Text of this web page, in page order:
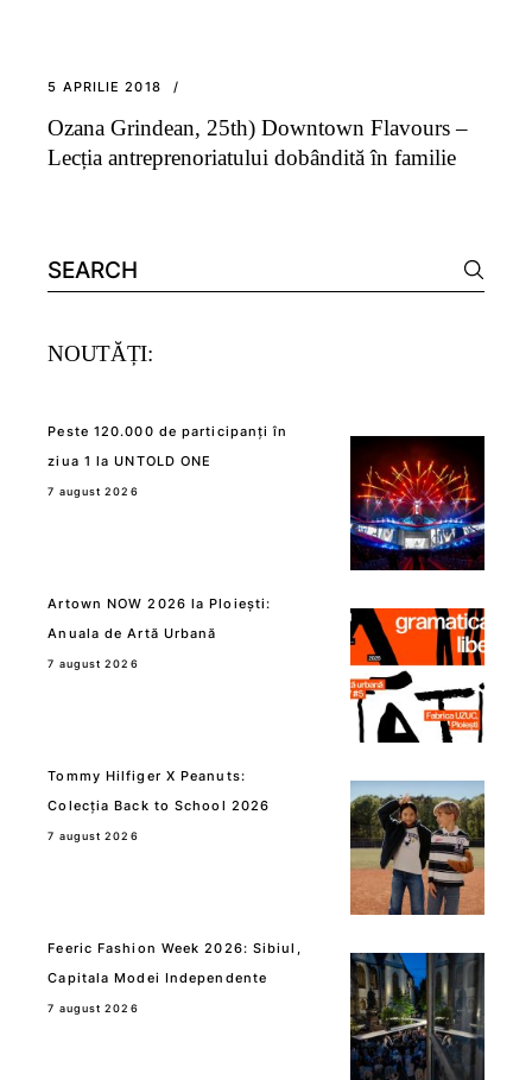
5 APRILIE 2018
Ozana Grindean, 25th) Downtown Flavours –
Lecția antreprenoriatului dobândită în familie
Search
for:
NOUTĂȚI:
Peste 120.000 de participanți în
ziua 1 la UNTOLD ONE
7 august 2026
Artown NOW 2026 la Ploiești:
Anuala de Artă Urbană
7 august 2026
Tommy Hilfiger X Peanuts:
Colecția Back to School 2026
7 august 2026
Feeric Fashion Week 2026: Sibiul,
Capitala Modei Independente
7 august 2026